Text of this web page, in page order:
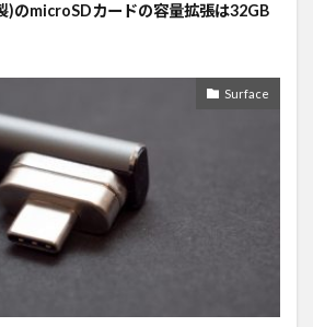
)のmicroSDカードの容量拡張は32GB
Surface